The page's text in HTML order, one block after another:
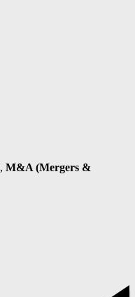
, M&A (Mergers &